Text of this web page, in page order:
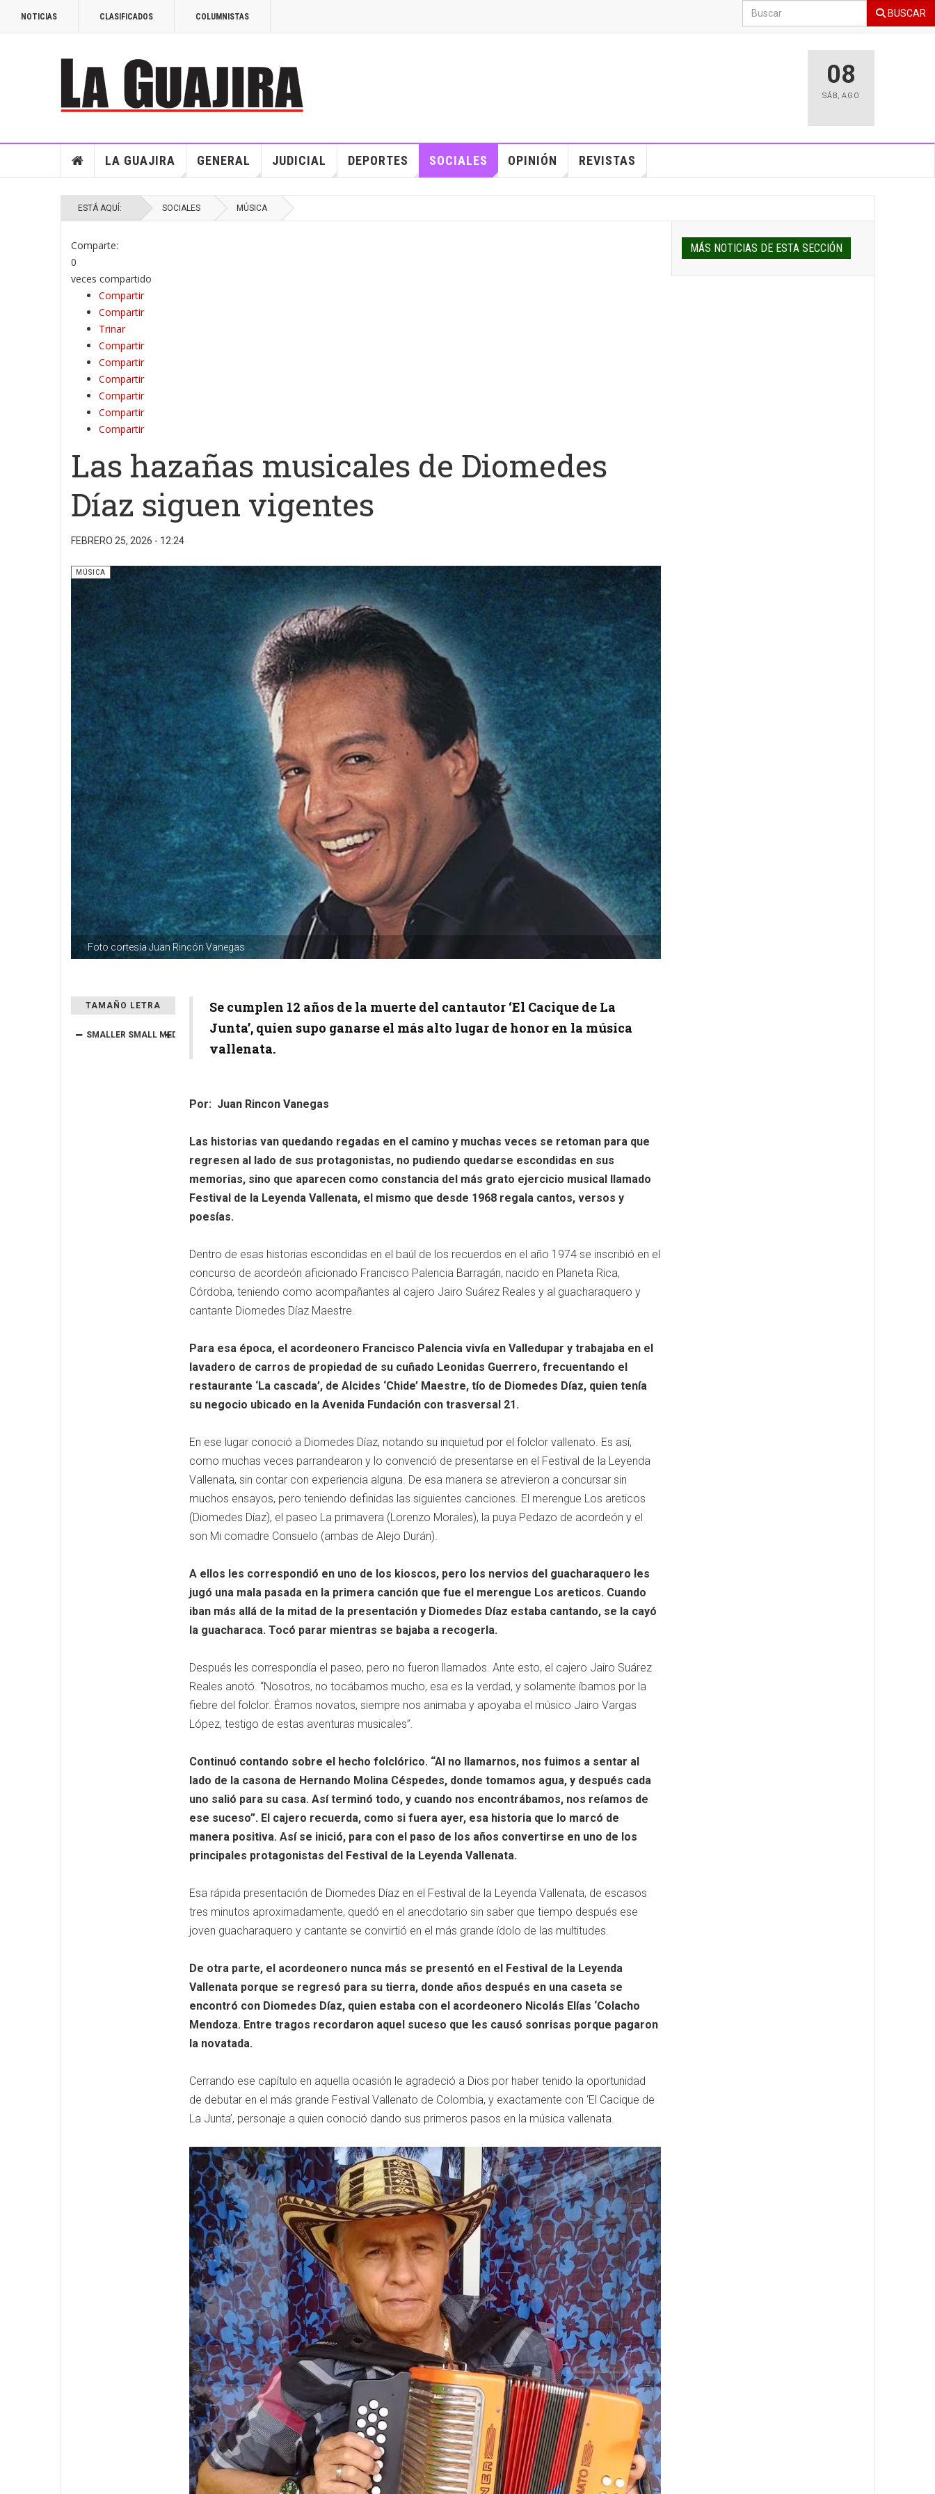
NOTICIAS CLASIFICADOS COLUMNISTAS BUSCAR
08
SÁB, AGO
LA GUAJIRA GENERAL JUDICIAL DEPORTES SOCIALES OPINIÓN REVISTAS
ESTÁ AQUÍ: SOCIALES MÚSICA
Comparte:
0
veces compartido
Compartir
Compartir
Trinar
Compartir
Compartir
Compartir
Compartir
Compartir
Compartir
Las hazañas musicales de Diomedes
Díaz siguen vigentes
FEBRERO 25, 2026 - 12:24
Foto cortesía Juan Rincón Vanegas
MÚSICA
TAMAÑO LETRA
SMALLER SMALL MEDIUM BIGGER
Se cumplen 12 años de la muerte del cantautor ‘El Cacique de La
Junta’, quien supo ganarse el más alto lugar de honor en la música
vallenata.
Por: Juan Rincon Vanegas
Las historias van quedando regadas en el camino y muchas veces se retoman para que
regresen al lado de sus protagonistas, no pudiendo quedarse escondidas en sus
memorias, sino que aparecen como constancia del más grato ejercicio musical llamado
Festival de la Leyenda Vallenata, el mismo que desde 1968 regala cantos, versos y
poesías.
Dentro de esas historias escondidas en el baúl de los recuerdos en el año 1974 se inscribió en el
concurso de acordeón aficionado Francisco Palencia Barragán, nacido en Planeta Rica,
Córdoba, teniendo como acompañantes al cajero Jairo Suárez Reales y al guacharaquero y
cantante Diomedes Díaz Maestre.
Para esa época, el acordeonero Francisco Palencia vivía en Valledupar y trabajaba en el
lavadero de carros de propiedad de su cuñado Leonidas Guerrero, frecuentando el
restaurante ‘La cascada’, de Alcides ‘Chide’ Maestre, tío de Diomedes Díaz, quien tenía
su negocio ubicado en la Avenida Fundación con trasversal 21.
En ese lugar conoció a Diomedes Díaz, notando su inquietud por el folclor vallenato. Es así,
como muchas veces parrandearon y lo convenció de presentarse en el Festival de la Leyenda
Vallenata, sin contar con experiencia alguna. De esa manera se atrevieron a concursar sin
muchos ensayos, pero teniendo definidas las siguientes canciones. El merengue Los areticos
(Diomedes Díaz), el paseo La primavera (Lorenzo Morales), la puya Pedazo de acordeón y el
son Mi comadre Consuelo (ambas de Alejo Durán).
A ellos les correspondió en uno de los kioscos, pero los nervios del guacharaquero les
jugó una mala pasada en la primera canción que fue el merengue Los areticos. Cuando
iban más allá de la mitad de la presentación y Diomedes Díaz estaba cantando, se la cayó
la guacharaca. Tocó parar mientras se bajaba a recogerla.
Después les correspondía el paseo, pero no fueron llamados. Ante esto, el cajero Jairo Suárez
Reales anotó. “Nosotros, no tocábamos mucho, esa es la verdad, y solamente íbamos por la
fiebre del folclor. Éramos novatos, siempre nos animaba y apoyaba el músico Jairo Vargas
López, testigo de estas aventuras musicales”.
Continuó contando sobre el hecho folclórico. “Al no llamarnos, nos fuimos a sentar al
lado de la casona de Hernando Molina Céspedes, donde tomamos agua, y después cada
uno salió para su casa. Así terminó todo, y cuando nos encontrábamos, nos reíamos de
ese suceso”. El cajero recuerda, como si fuera ayer, esa historia que lo marcó de
manera positiva. Así se inició, para con el paso de los años convertirse en uno de los
principales protagonistas del Festival de la Leyenda Vallenata.
Esa rápida presentación de Diomedes Díaz en el Festival de la Leyenda Vallenata, de escasos
tres minutos aproximadamente, quedó en el anecdotario sin saber que tiempo después ese
joven guacharaquero y cantante se convirtió en el más grande ídolo de las multitudes.
De otra parte, el acordeonero nunca más se presentó en el Festival de la Leyenda
Vallenata porque se regresó para su tierra, donde años después en una caseta se
encontró con Diomedes Díaz, quien estaba con el acordeonero Nicolás Elías ‘Colacho
Mendoza. Entre tragos recordaron aquel suceso que les causó sonrisas porque pagaron
la novatada.
Cerrando ese capítulo en aquella ocasión le agradeció a Dios por haber tenido la oportunidad
de debutar en el más grande Festival Vallenato de Colombia, y exactamente con ‘El Cacique de
La Junta’, personaje a quien conoció dando sus primeros pasos en la música vallenata.
MÁS NOTICIAS DE ESTA SECCIÓN